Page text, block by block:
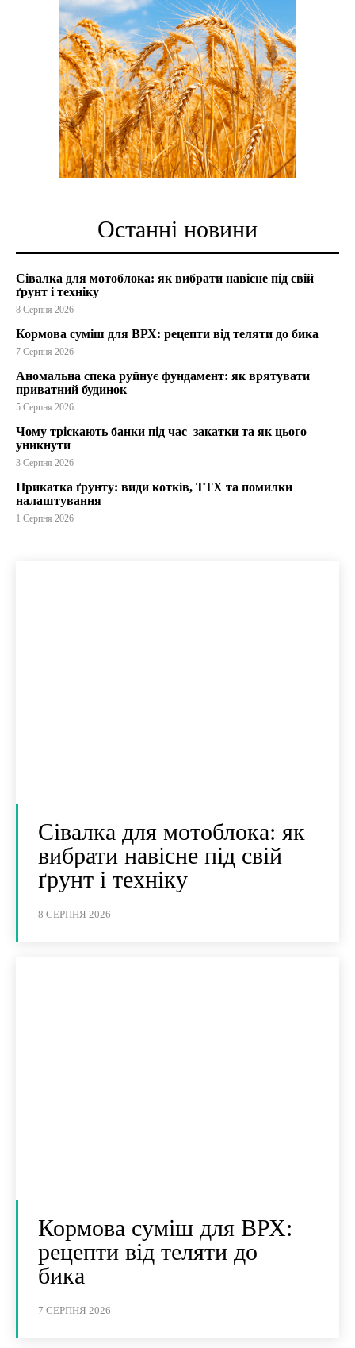
Останні новини
Сівалка для мотоблока: як вибрати навісне під свій
ґрунт і техніку
8 Серпня 2026
Кормова суміш для ВРХ: рецепти від теляти до бика
7 Серпня 2026
Аномальна спека руйнує фундамент: як врятувати
приватний будинок
5 Серпня 2026
Чому тріскають банки під час закатки та як цього
уникнути
3 Серпня 2026
Прикатка ґрунту: види котків, ТТХ та помилки
налаштування
1 Серпня 2026
Сівалка для мотоблока: як
вибрати навісне під свій
ґрунт і техніку
8 СЕРПНЯ 2026
Кормова суміш для ВРХ:
рецепти від теляти до
бика
7 СЕРПНЯ 2026